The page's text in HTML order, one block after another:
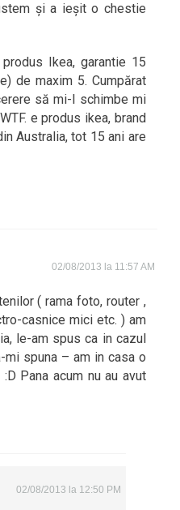
și a ieșit o chestie
Ikea, garantie 15
de maxim 5. Cumpărat
să mi-l schimbe mi
e produs ikea, brand
Australia, tot 15 ani are
02/08/2013 la 11:57 AM
( rama foto, router ,
casnice mici etc. ) am
le-am spus ca in cazul
spuna – am in casa o
Pana acum nu au avut
02/08/2013 la 12:50 PM